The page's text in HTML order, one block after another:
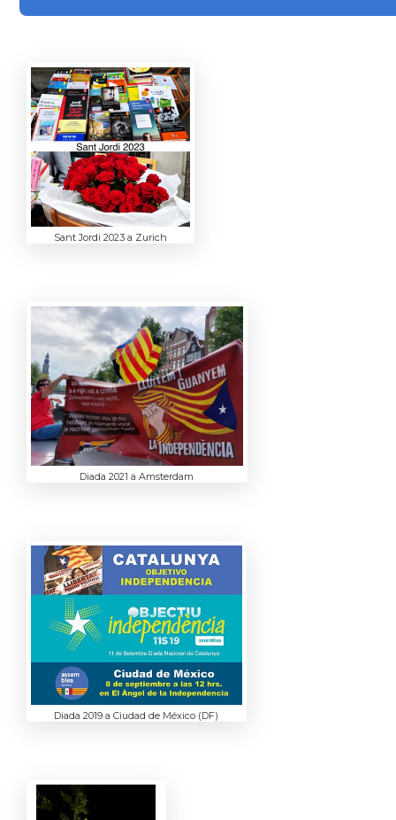
Sant Jordi 2023 a Zurich
Diada 2021 a Amsterdam
Diada 2019 a Ciudad de México (DF)